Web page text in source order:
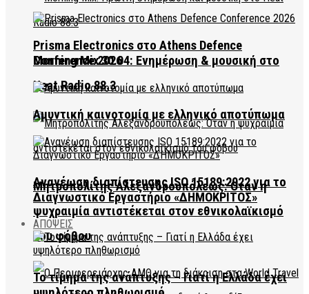
Morning Mix 30.04: Ενημέρωση & μουσική στο
Heat Radio 88.3
Μητροπολίτης Αλεξανδρουπόλεως: Όταν η
ψυχραιμία αντιστέκεται στον εθνικολαϊκισμό
του φόβου
Prisma Electronics στο Athens Defence
Conference 2026
Αμυντική καινοτομία με ελληνικό αποτύπωμα
Ανανέωση διαπίστευσης ISO 15189:2022 για το
Διαγνωστικό Εργαστήριο «ΔΗΜΟΚΡΙΤΟΣ»
ΑΠΟΨΕΙΣ
Το τίμημα της ανάπτυξης – Γιατί η Ελλάδα έχει